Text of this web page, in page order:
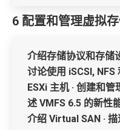
6 配置和管理虚拟
介绍存储协议和存储
讨论使用 iSCSI,
ESXi 主机 · 创建和管
述 VMFS 6.5 的新性
介绍 Virtual SAN ·